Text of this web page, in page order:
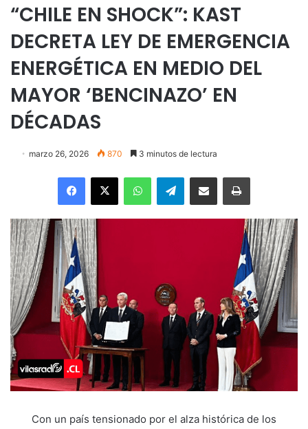
“CHILE EN SHOCK”: KAST
DECRETA LEY DE EMERGENCIA
ENERGÉTICA EN MEDIO DEL
MAYOR ‘BENCINAZO’ EN
DÉCADAS
marzo 26, 2026 870 3 minutos de lectura
Facebook
X WhatsAppTelegramEnviar vía email Imprimir
Con un país tensionado por el alza histórica de los